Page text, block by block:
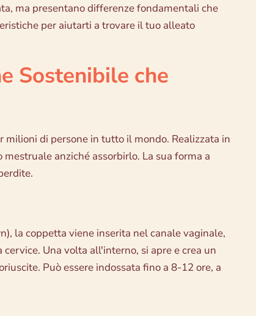
ma presentano differenze fondamentali che
per aiutarti a trovare il tuo alleato
Sostenibile che
di persone in tutto il mondo. Realizzata in
anziché assorbirlo. La sua forma a
la coppetta viene inserita nel canale vaginale,
Una volta all'interno, si apre e crea un
Può essere indossata fino a 8-12 ore, a